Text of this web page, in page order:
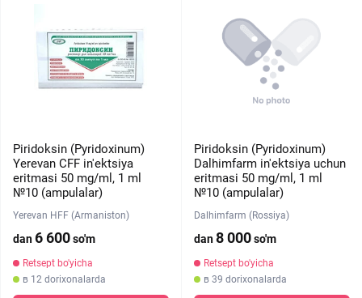
Piridoksin (Pyridoxinum)
Yerevan CFF in'ektsiya
eritmasi 50 mg/ml, 1 ml
№10 (ampulalar)
Yerevan HFF (Armaniston)
dan6 600so'm
Retsept bo'yicha
в 12 dorixonalarda
Piridoksin (Pyridoxinum)
Dalhimfarm in'ektsiya uchun
eritmasi 50 mg/ml, 1 ml
№10 (ampulalar)
Dalhimfarm (Rossiya)
dan8 000so'm
Retsept bo'yicha
в 39 dorixonalarda